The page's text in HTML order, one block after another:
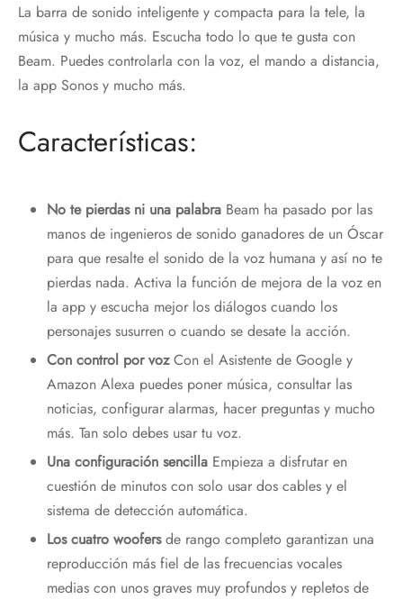
La barra de sonido inteligente y compacta para la tele, la
música y mucho más. Escucha todo lo que te gusta con
Beam. Puedes controlarla con la voz, el mando a distancia,
la app Sonos y mucho más.
Características:
No te pierdas ni una palabraBeam ha pasado por las
manos de ingenieros de sonido ganadores de un Óscar
para que resalte el sonido de la voz humana y así no te
pierdas nada. Activa la función de mejora de la voz en
la app y escucha mejor los diálogos cuando los
personajes susurren o cuando se desate la acción.
Con control por vozCon el Asistente de Google y
Amazon Alexa puedes poner música, consultar las
noticias, configurar alarmas, hacer preguntas y mucho
más. Tan solo debes usar tu voz.
Una configuración sencilla Empieza a disfrutar en
cuestión de minutos con solo usar dos cables y el
sistema de detección automática.
Los cuatro woofersde rango completo garantizan una
reproducción más fiel de las frecuencias vocales
medias con unos graves muy profundos y repletos de